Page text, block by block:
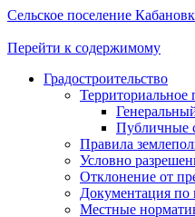
Сельское поселение
Перейти к содержимому
Градостроительство
Территориальное
Публичные
Правила
Условно
Отклонение от
Документация по
Местные